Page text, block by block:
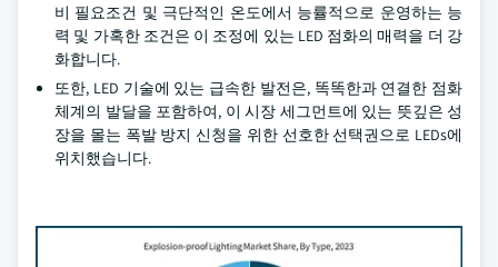
비 필요조건 및 극단적인 온도에서 능률적으로 운영하는 능
력 및 가혹한 조건은 이 조정에 있는 LED 점화의 매력을 더 강
화합니다.
또한, LED 기술에 있는 급속한 발전은, 똑똑한과 연결한 점화
체계의 발달을 포함하여, 이 시장 세그먼트에 있는 뜻깊은 성
장을 몰는 폭발 방지 신청을 위한 선호한 선택권으로 LEDs에
위치했습니다.